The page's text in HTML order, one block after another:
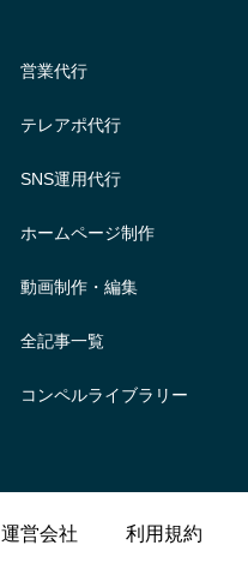
営業代行
テレアポ代行
SNS運用代行
ホームページ制作
動画制作・編集
全記事一覧
コンペルライブラリー
運営会社 利用規約